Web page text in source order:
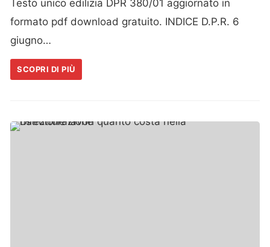
Testo unico edilizia DPR 380/01 aggiornato in
formato pdf download gratuito. INDICE D.P.R. 6
giugno…
SCOPRI DI PIÙ